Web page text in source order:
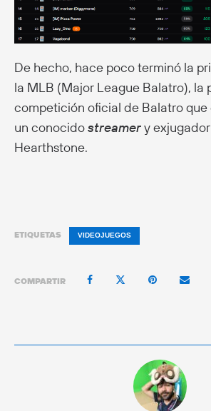
De hecho, hace poco terminó la
la MLB (Major League Balatro), la
competición oficial de Balatro que
un conocidostreamery
Hearthstone.
ETIQUETAS VIDEOJUEGOS
COMPARTIR